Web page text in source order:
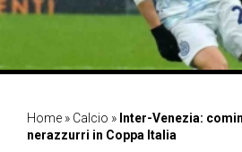
Home » Calcio » Inter-Venezia:
nerazzurri in Coppa Italia